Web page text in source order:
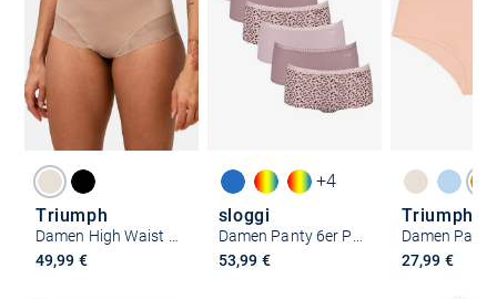
Triumph
49,99 €
+4
sloggi
53,99 €
Triumph
27,99 €